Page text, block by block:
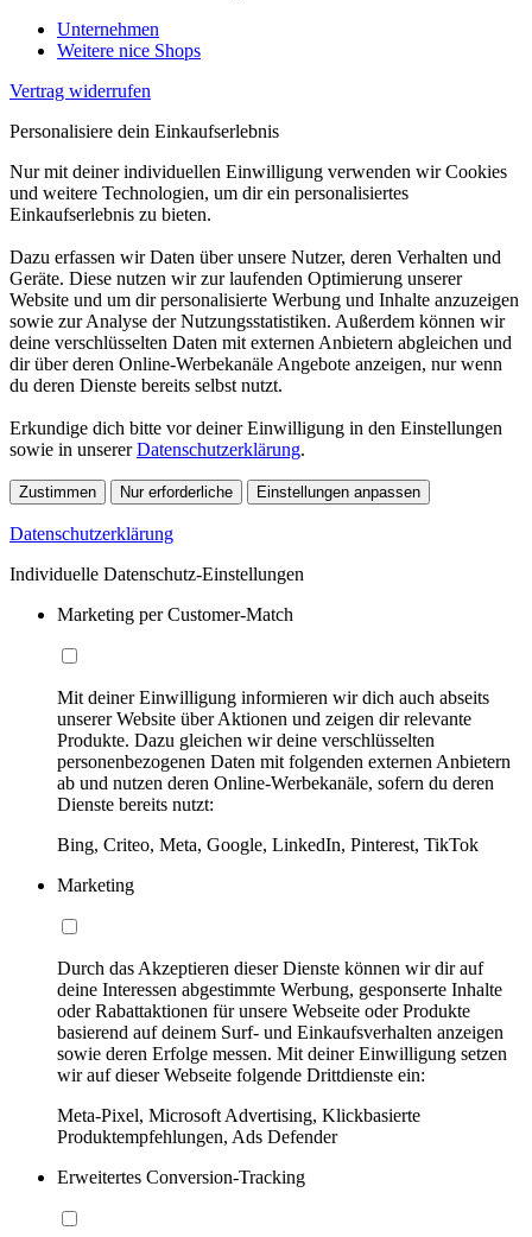
Unternehmen
Weitere nice Shops
Vertrag widerrufen
Personalisiere dein Einkaufserlebnis
Nur mit deiner individuellen Einwilligung verwenden wir Cookies
und weitere Technologien, um dir ein personalisiertes
Einkaufserlebnis zu bieten.
Dazu erfassen wir Daten über unsere Nutzer, deren Verhalten und
Geräte. Diese nutzen wir zur laufenden Optimierung unserer
Website und um dir personalisierte Werbung und Inhalte anzuzeigen
sowie zur Analyse der Nutzungsstatistiken. Außerdem können wir
deine verschlüsselten Daten mit externen Anbietern abgleichen und
dir über deren Online-Werbekanäle Angebote anzeigen, nur wenn
du deren Dienste bereits selbst nutzt.
Erkundige dich bitte vor deiner Einwilligung in den Einstellungen
sowie in unsererDatenschutzerklärung.
Zustimmen Nur erforderliche Einstellungen anpassen
Datenschutzerklärung
Individuelle Datenschutz-Einstellungen
Marketing per Customer-Match
Mit deiner Einwilligung informieren wir dich auch abseits
unserer Website über Aktionen und zeigen dir relevante
Produkte. Dazu gleichen wir deine verschlüsselten
personenbezogenen Daten mit folgenden externen Anbietern
ab und nutzen deren Online-Werbekanäle, sofern du deren
Dienste bereits nutzt:
Bing, Criteo, Meta, Google, LinkedIn, Pinterest, TikTok
Marketing
Durch das Akzeptieren dieser Dienste können wir dir auf
deine Interessen abgestimmte Werbung, gesponserte Inhalte
oder Rabattaktionen für unsere Webseite oder Produkte
basierend auf deinem Surf- und Einkaufsverhalten anzeigen
sowie deren Erfolge messen. Mit deiner Einwilligung setzen
wir auf dieser Webseite folgende Drittdienste ein:
Meta-Pixel, Microsoft Advertising, Klickbasierte
Produktempfehlungen, Ads Defender
Erweitertes Conversion-Tracking